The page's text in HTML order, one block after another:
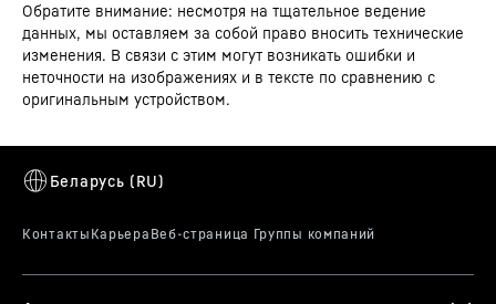
Оснащение, пригодное для мытья в
посудомоечной машине
Оснащение вашего Liebherr вдвойне удобно: с одной
стороны, он помогает в повседневном
Тип устройства
Малогабаритный
холодильник
Сбытовый номер артикула
pure
Руководство по эксплуатации
Габаритный чертеж
Обратите внимание: несмотря на тщательное ведение
данных, мы оставляем за собой право вносить технические
изменения. В связи с этим могут возникать ошибки и
неточности на изображениях и в тексте по сравнению с
оригинальным устройством.